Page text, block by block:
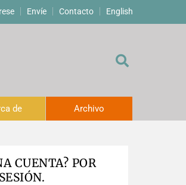
Envíe Contacto English
de Archivo
CUENTA? POR